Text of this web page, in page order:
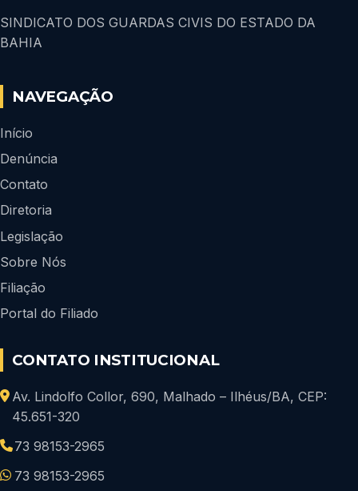
SINDICATO DOS GUARDAS CIVIS DO ESTADO DA
BAHIA
NAVEGAÇÃO
Início
Denúncia
Contato
Diretoria
Legislação
Sobre Nós
Filiação
Portal do Filiado
CONTATO INSTITUCIONAL
Av. Lindolfo Collor, 690, Malhado – Ilhéus/BA, CEP:
45.651-320
73 98153-2965
73 98153-2965